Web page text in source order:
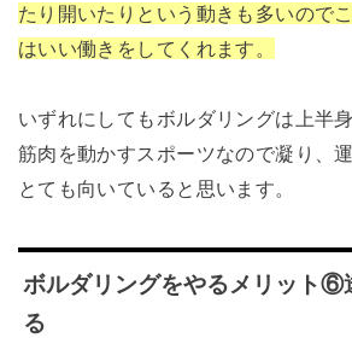
たり開いたりという動きも多いので
はいい働きをしてくれます。
いずれにしてもボルダリングは上半
筋肉を動かすスポーツなので凝り、
とても向いていると思います。
ボルダリングをやるメリット⑥
る